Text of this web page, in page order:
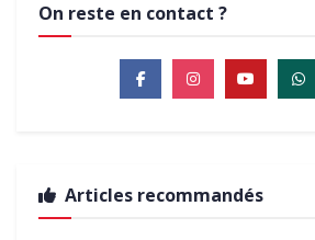
On reste en contact ?
Articles recommandés